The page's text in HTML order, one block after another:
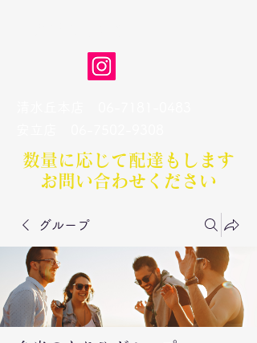
数量に応じて配達もします​
お問い合わせください
グループ